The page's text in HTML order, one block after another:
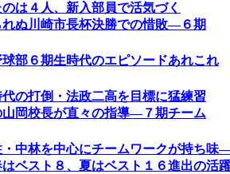
は４人、新入部員で活気づく
れぬ川崎市長杯決勝での惜敗―６期
部６期生時代のエピソードあれこれ
の打倒・法政二高を目標に猛練習
山岡校長が直々の指導―７期チーム
・中林を中心にチームワークが持ち味
ベスト８、夏はベスト１６進出の活